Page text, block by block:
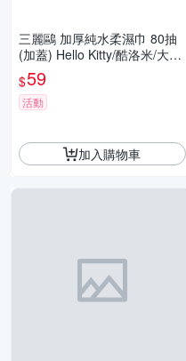
三麗鷗 加厚純水柔濕巾 80抽
(加蓋) Hello Kitty/酷洛米/大耳
狗 濕紙巾 濕巾 正版授權
$59
活動
加入購物車